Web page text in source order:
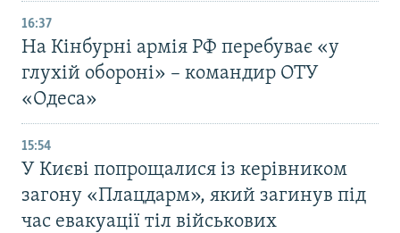
16:37
На Кінбурні армія РФ перебуває «у
глухій обороні» – командир ОТУ
«Одеса»
15:54
У Києві попрощалися із керівником
загону «Плацдарм», який загинув під
час евакуації тіл військових